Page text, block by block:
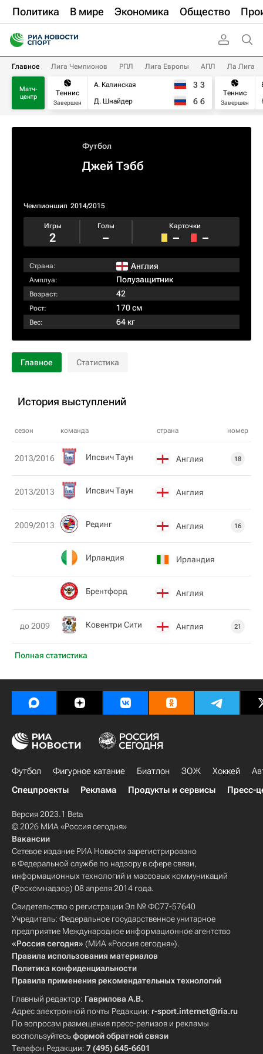
Политика В мире Экономика Общество
Главное Лига Чемпионов РПЛ Лига Европы АПЛ Ла Лига
Матч-
центр
Теннис
Завершен
А. Калинская
Д. Шнайдер
3 3
6 6
Теннис
Завершен
Футбол
Джей Тэбб
Чемпионшип 2014/2015
Игры
2
Голы
–
Карточки
– –
Страна: Англия
Амплуа: Полузащитник
Возраст: 42
Рост: 170 см
Вес: 64 кг
Главное Статистика
История выступлений
сезон команда страна номер
Полная статистика
2013/2016 Ипсвич Таун Англия 18
2013/2013 Ипсвич Таун Англия
2009/2013 Рединг Англия 16
Ирландия Ирландия
Брентфорд Англия
до 2009 Ковентри Сити Англия 21
Футбол Фигурное катание Биатлон ЗОЖ Хоккей
Спецпроекты
Реклама Продукты и сервисы Пресс-
Версия 2023.1 Beta
© 2026 МИА «Россия сегодня»
Вакансии
Сетевое издание РИА Новости зарегистрировано
в Федеральной службе по надзору в сфере связи,
информационных технологий и массовых коммуникаций
(Роскомнадзор) 08 апреля 2014 года.
Свидетельство о регистрации Эл № ФС77-57640
Учредитель: Федеральное государственное унитарное
предприятие Международное информационное агентство
«Россия сегодня» (МИА «Россия сегодня»).
Правила использования материалов
Политика конфиденциальности
Правила применения рекомендательных технологий
Главный редактор: Гаврилова А.В.
Адрес электронной почты Редакции: r-sport.internet@ria.ru
По вопросам размещения пресс-релизов и рекламы
воспользуйтесьформой обратной связи
Телефон Редакции: 7 (495) 645-6601